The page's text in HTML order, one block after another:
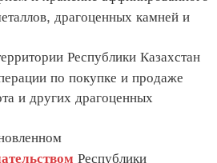
драгоценных камней и
Республики Казахстан
по покупке и продаже
и других драгоценных
Республики